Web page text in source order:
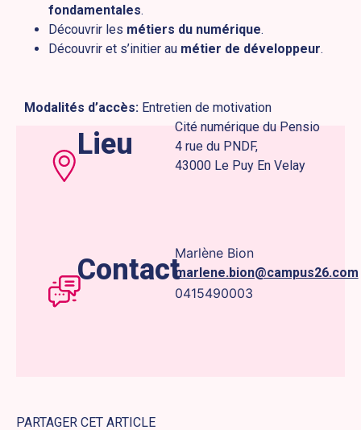
fondamentales.
Découvrir les métiers du numérique.
Découvrir et s’initier au métier de développeur.
Modalités d’accès: Entretien de motivation
Lieu
Cité numérique du Pensio
4 rue du PNDF,
43000 Le Puy En Velay
ContactMarlène Bion
marlene.bion@campus26.com
0415490003
PARTAGER CET ARTICLE